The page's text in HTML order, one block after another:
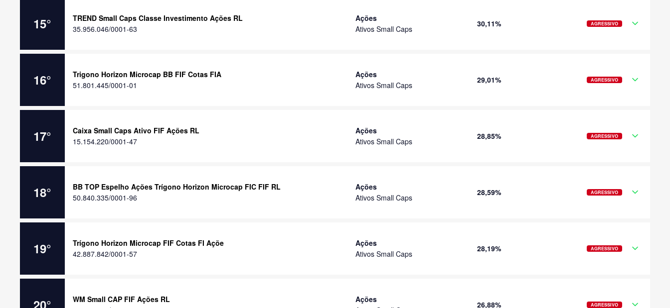
15°
TREND Small Caps Classe Investimento Ações RL
35.956.046/0001-63
Ações
Ativos Small Caps
30,11% AGRESSIVO
16°
Trigono Horizon Microcap BB FIF Cotas FIA
51.801.445/0001-01
Ações
Ativos Small Caps
29,01% AGRESSIVO
17°
Caixa Small Caps Ativo FIF Ações RL
15.154.220/0001-47
Ações
Ativos Small Caps
28,85% AGRESSIVO
18°
BB TOP Espelho Ações Trígono Horizon Microcap FIC FIF RL
50.840.335/0001-96
Ações
Ativos Small Caps
28,59% AGRESSIVO
19°
Trígono Horizon Microcap FIF Cotas FI Açõe
42.887.842/0001-57
Ações
Ativos Small Caps
28,19% AGRESSIVO
20°
WM Small CAP FIF Ações RL
Ações
26,88% AGRESSIVO